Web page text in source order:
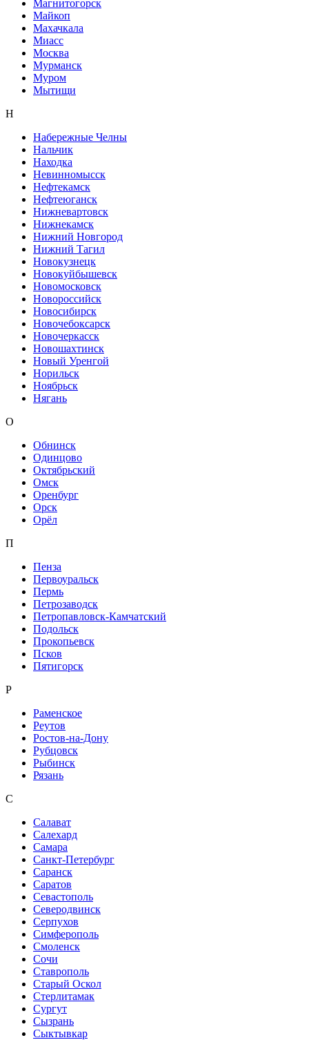
Магнитогорск
Майкоп
Махачкала
Миасс
Москва
Мурманск
Муром
Мытищи
Н
Набережные Челны
Нальчик
Находка
Невинномысск
Нефтекамск
Нефтеюганск
Нижневартовск
Нижнекамск
Нижний Новгород
Нижний Тагил
Новокузнецк
Новокуйбышевск
Новомосковск
Новороссийск
Новосибирск
Новочебоксарск
Новочеркасск
Новошахтинск
Новый Уренгой
Норильск
Ноябрьск
Нягань
О
Обнинск
Одинцово
Октябрьский
Омск
Оренбург
Орск
Орёл
П
Пенза
Первоуральск
Пермь
Петрозаводск
Петропавловск-Камчатский
Подольск
Прокопьевск
Псков
Пятигорск
Р
Раменское
Реутов
Ростов-на-Дону
Рубцовск
Рыбинск
Рязань
С
Салават
Салехард
Самара
Санкт-Петербург
Саранск
Саратов
Севастополь
Северодвинск
Серпухов
Симферополь
Смоленск
Сочи
Ставрополь
Старый Оскол
Стерлитамак
Сургут
Сызрань
Сыктывкар